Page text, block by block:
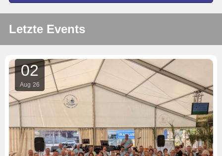
Letzte Events
02
Aug 26